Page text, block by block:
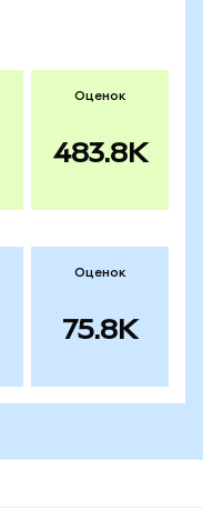
Оценок
483.8K
Оценок
75.8K